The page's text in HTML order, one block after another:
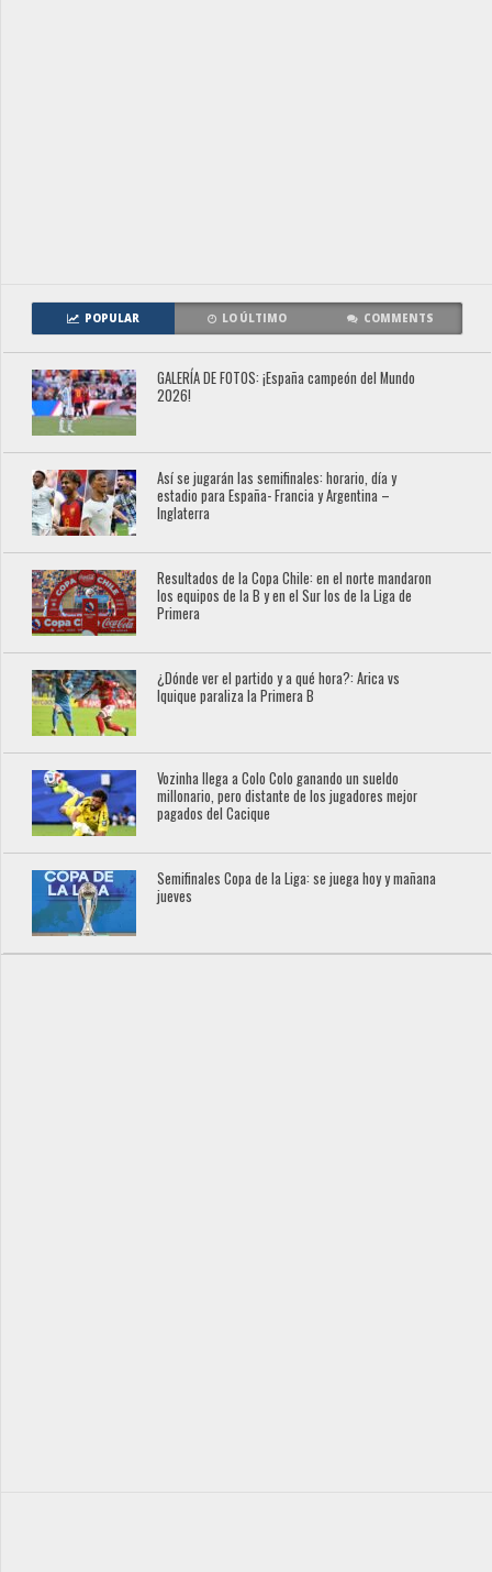
POPULAR LO ÚLTIMO COMMENTS
GALERÍA DE FOTOS: ¡España campeón del Mundo
2026!
Así se jugarán las semifinales: horario, día y
estadio para España- Francia y Argentina –
Inglaterra
Resultados de la Copa Chile: en el norte mandaron
los equipos de la B y en el Sur los de la Liga de
Primera
¿Dónde ver el partido y a qué hora?: Arica vs
Iquique paraliza la Primera B
Vozinha llega a Colo Colo ganando un sueldo
millonario, pero distante de los jugadores mejor
pagados del Cacique
Semifinales Copa de la Liga: se juega hoy y mañana
jueves